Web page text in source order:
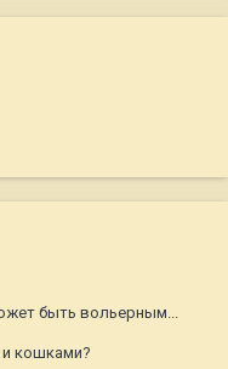
быть вольерным...
и кошками?